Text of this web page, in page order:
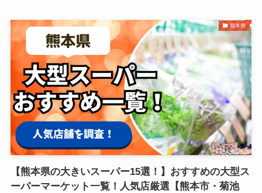
熊本県
【熊本県の大きいスーパー15選！】おすすめの大型ス
ーパーマーケット一覧！人気店厳選【熊本市・菊池